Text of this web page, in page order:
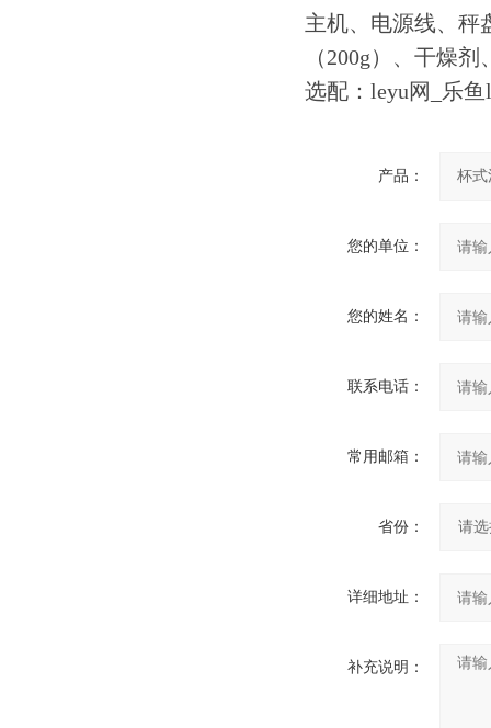
主机、电源线、秤
（200g）、干燥
选配：leyu网_乐
产品：
您的单位：
您的姓名：
联系电话：
常用邮箱：
省份：
详细地址：
补充说明：